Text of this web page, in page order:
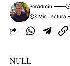
PorAdmin
3 Min Lectura
NULL